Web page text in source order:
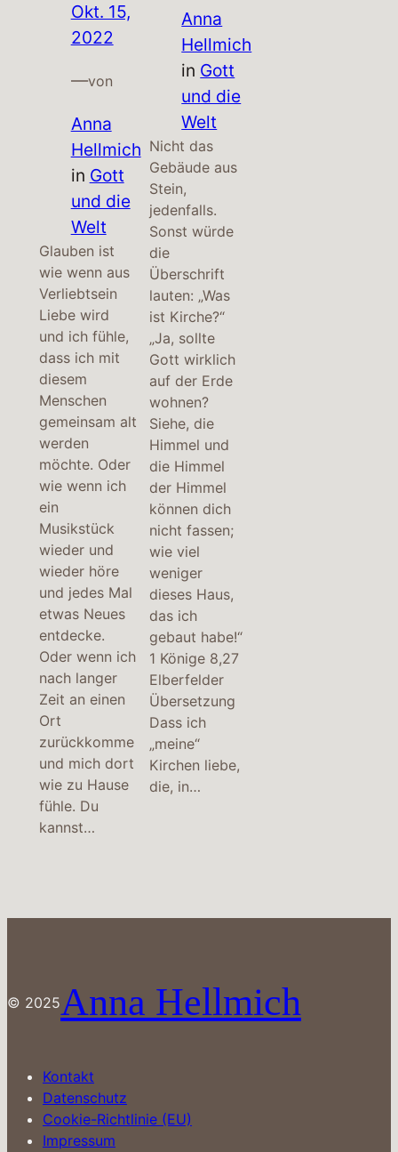
Okt. 15,
2022
—von
Anna
Hellmich
in Gott
und die
Welt
Glauben ist
wie wenn aus
Verliebtsein
Liebe wird
und ich fühle,
dass ich mit
diesem
Menschen
gemeinsam alt
werden
möchte. Oder
wie wenn ich
ein
Musikstück
wieder und
wieder höre
und jedes Mal
etwas Neues
entdecke.
Oder wenn ich
nach langer
Zeit an einen
Ort
zurückkomme
und mich dort
wie zu Hause
fühle. Du
kannst…
Anna
Hellmich
in Gott
und die
Welt
Nicht das
Gebäude aus
Stein,
jedenfalls.
Sonst würde
die
Überschrift
lauten: „Was
ist Kirche?“
„Ja, sollte
Gott wirklich
auf der Erde
wohnen?
Siehe, die
Himmel und
die Himmel
der Himmel
können dich
nicht fassen;
wie viel
weniger
dieses Haus,
das ich
gebaut habe!“
1 Könige 8,27
Elberfelder
Übersetzung
Dass ich
„meine“
Kirchen liebe,
die, in…
© 2025Anna Hellmich
Kontakt
Datenschutz
Cookie-Richtlinie (EU)
Impressum